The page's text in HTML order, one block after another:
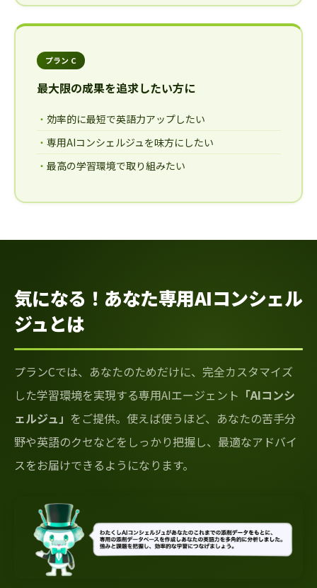
プラン C
最大限の成果を追求したい方に
効率的に最短で英語力アップしたい
専用AIコンシェルジュを味方にしたい
最高の学習環境で取り組みたい
気になる！あなた専用AIコンシェル
ジュとは
プランCでは、あなたのためだけに、完全カスタマイズ
した学習環境を実現する専用AIエージェント 「AIコンシ
ェルジュ」 をご提供。使えば使うほど、あなたの苦手分
野や英語のクセなどをしっかり把握し、最適なアドバイ
スをお届けできるようになります。